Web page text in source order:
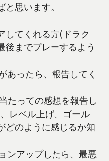
思います。
してくれる方(ドラク
後までプレーするよう
あったら、報告してく
たっての感想を報告し
レベル上げ、ゴール
どのように感じるか知
ンアップしたら、最悪